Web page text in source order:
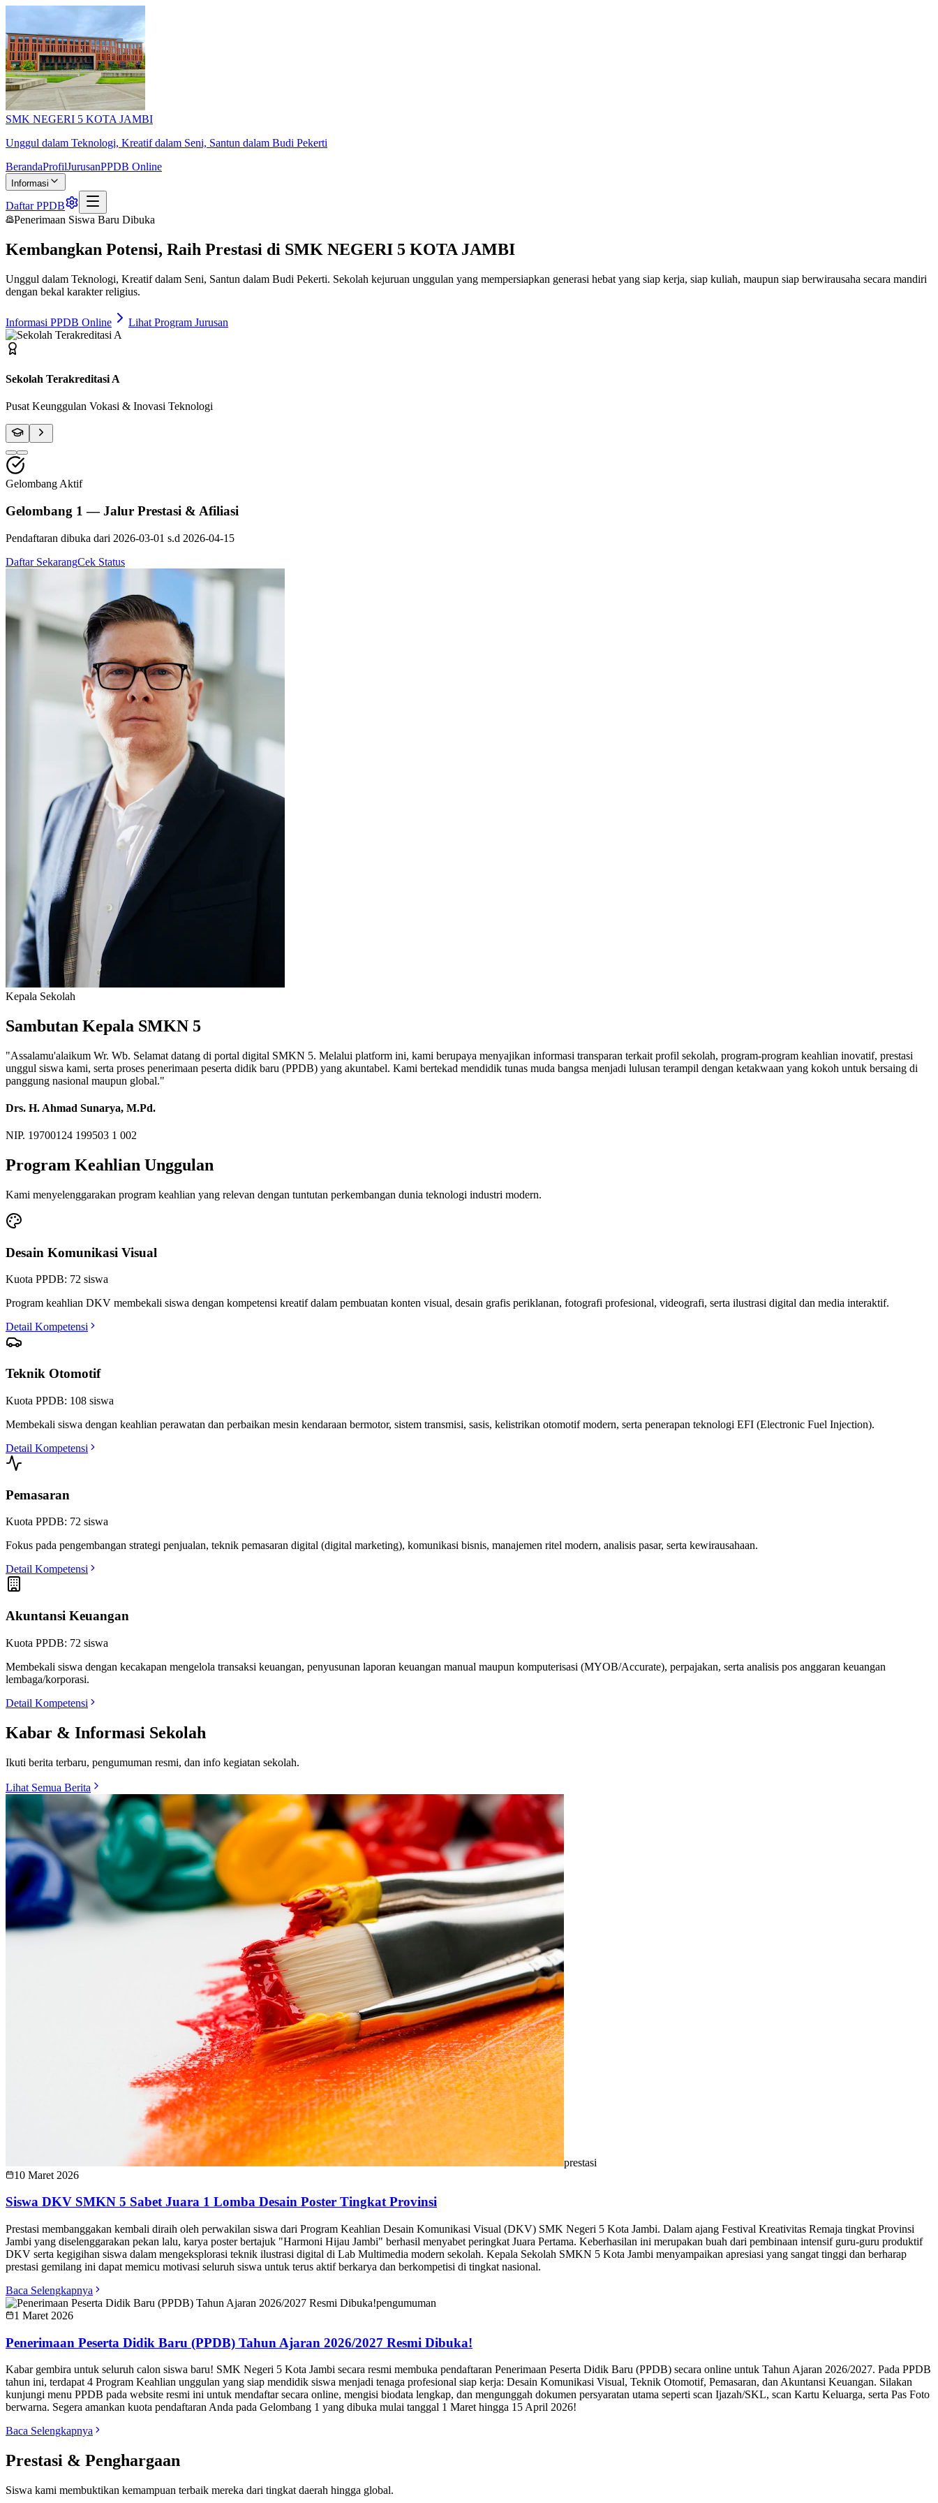
SMK NEGERI 5 KOTA JAMBI
Unggul dalam Teknologi, Kreatif dalam Seni, Santun dalam Budi Pekerti
BerandaProfilJurusanPPDB Online
Informasi
Daftar PPDB
Penerimaan Siswa Baru Dibuka
Kembangkan Potensi, Raih Prestasi di SMK NEGERI 5 KOTA JAMBI
Unggul dalam Teknologi, Kreatif dalam Seni, Santun dalam Budi Pekerti. Sekolah kejuruan unggulan yang mempersiapkan generasi hebat yang siap kerja, siap kuliah, maupun siap berwirausaha secara mandiri
dengan bekal karakter religius.
Informasi PPDB Online Lihat Program Jurusan
Fasilitas Bengkel Modern
Praktik Berstandar Industri & Sertifikasi Profesi
Gelombang Aktif
Gelombang 1 — Jalur Prestasi & Afiliasi
Pendaftaran dibuka dari 2026-03-01 s.d 2026-04-15
Daftar SekarangCek Status
Kepala Sekolah
Sambutan Kepala SMKN 5
"Assalamu'alaikum Wr. Wb. Selamat datang di portal digital SMKN 5. Melalui platform ini, kami berupaya menyajikan informasi transparan terkait profil sekolah, program-program keahlian inovatif, prestasi
unggul siswa kami, serta proses penerimaan peserta didik baru (PPDB) yang akuntabel. Kami bertekad mendidik tunas muda bangsa menjadi lulusan terampil dengan ketakwaan yang kokoh untuk bersaing di
panggung nasional maupun global."
Drs. H. Ahmad Sunarya, M.Pd.
NIP. 19700124 199503 1 002
Program Keahlian Unggulan
Kami menyelenggarakan program keahlian yang relevan dengan tuntutan perkembangan dunia teknologi industri modern.
Desain Komunikasi Visual
Kuota PPDB: 72 siswa
Program keahlian DKV membekali siswa dengan kompetensi kreatif dalam pembuatan konten visual, desain grafis periklanan, fotografi profesional, videografi, serta ilustrasi digital dan media interaktif.
Detail Kompetensi
Teknik Otomotif
Kuota PPDB: 108 siswa
Membekali siswa dengan keahlian perawatan dan perbaikan mesin kendaraan bermotor, sistem transmisi, sasis, kelistrikan otomotif modern, serta penerapan teknologi EFI (Electronic Fuel Injection).
Detail Kompetensi
Pemasaran
Kuota PPDB: 72 siswa
Fokus pada pengembangan strategi penjualan, teknik pemasaran digital (digital marketing), komunikasi bisnis, manajemen ritel modern, analisis pasar, serta kewirausahaan.
Detail Kompetensi
Akuntansi Keuangan
Kuota PPDB: 72 siswa
Membekali siswa dengan kecakapan mengelola transaksi keuangan, penyusunan laporan keuangan manual maupun komputerisasi (MYOB/Accurate), perpajakan, serta analisis pos anggaran keuangan
lembaga/korporasi.
Detail Kompetensi
Kabar & Informasi Sekolah
Ikuti berita terbaru, pengumuman resmi, dan info kegiatan sekolah.
Lihat Semua Berita
prestasi
10 Maret 2026
Siswa DKV SMKN 5 Sabet Juara 1 Lomba Desain Poster Tingkat Provinsi
Prestasi membanggakan kembali diraih oleh perwakilan siswa dari Program Keahlian Desain Komunikasi Visual (DKV) SMK Negeri 5 Kota Jambi. Dalam ajang Festival Kreativitas Remaja tingkat Provinsi
Jambi yang diselenggarakan pekan lalu, karya poster bertajuk "Harmoni Hijau Jambi" berhasil menyabet peringkat Juara Pertama. Keberhasilan ini merupakan buah dari pembinaan intensif guru-guru produktif
DKV serta kegigihan siswa dalam mengeksplorasi teknik ilustrasi digital di Lab Multimedia modern sekolah. Kepala Sekolah SMKN 5 Kota Jambi menyampaikan apresiasi yang sangat tinggi dan berharap
prestasi gemilang ini dapat memicu motivasi seluruh siswa untuk terus aktif berkarya dan berkompetisi di tingkat nasional.
Baca Selengkapnya
pengumuman
1 Maret 2026
Penerimaan Peserta Didik Baru (PPDB) Tahun Ajaran 2026/2027 Resmi Dibuka!
Kabar gembira untuk seluruh calon siswa baru! SMK Negeri 5 Kota Jambi secara resmi membuka pendaftaran Penerimaan Peserta Didik Baru (PPDB) secara online untuk Tahun Ajaran 2026/2027. Pada PPDB
tahun ini, terdapat 4 Program Keahlian unggulan yang siap mendidik siswa menjadi tenaga profesional siap kerja: Desain Komunikasi Visual, Teknik Otomotif, Pemasaran, dan Akuntansi Keuangan. Silakan
kunjungi menu PPDB pada website resmi ini untuk mendaftar secara online, mengisi biodata lengkap, dan mengunggah dokumen persyaratan utama seperti scan Ijazah/SKL, scan Kartu Keluarga, serta Pas Foto
berwarna. Segera amankan kuota pendaftaran Anda pada Gelombang 1 yang dibuka mulai tanggal 1 Maret hingga 15 April 2026!
Baca Selengkapnya
Prestasi & Penghargaan
Siswa kami membuktikan kemampuan terbaik mereka dari tingkat daerah hingga global.